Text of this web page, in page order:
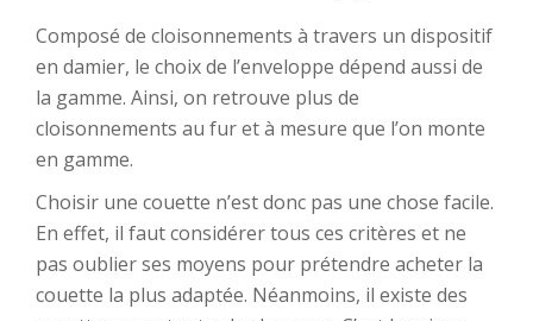
Composé de cloisonnements à travers un dispositif
en damier, le choix de l’enveloppe dépend aussi de
la gamme. Ainsi, on retrouve plus de
cloisonnements au fur et à mesure que l’on monte
en gamme.
Choisir une couette n’est donc pas une chose facile.
En effet, il faut considérer tous ces critères et ne
pas oublier ses moyens pour prétendre acheter la
couette la plus adaptée. Néanmoins, il existe des